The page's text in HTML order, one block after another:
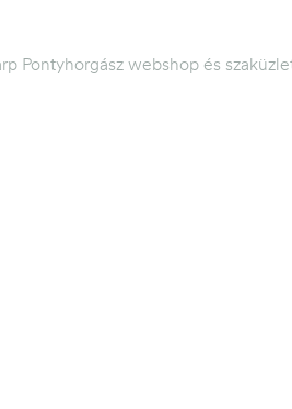
Pontyhorgász webshop és